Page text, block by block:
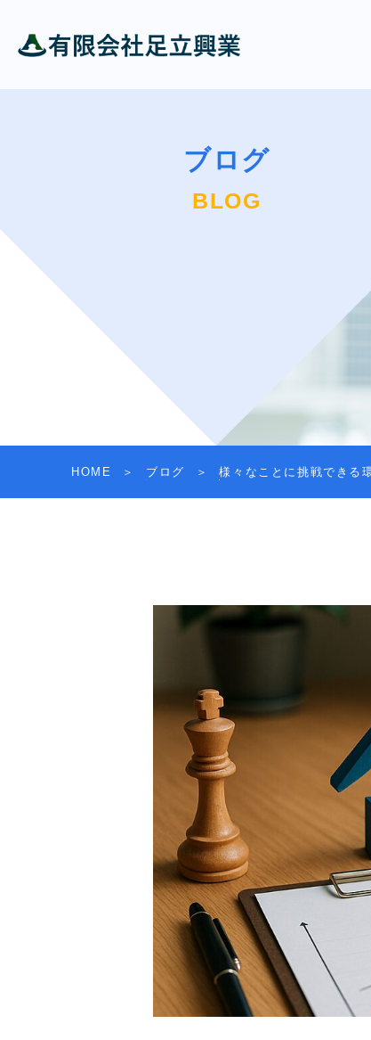
ブログ
BLOG
HOME ブログ 様々なことに挑戦できる